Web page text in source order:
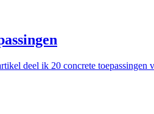
deel ik 20 concrete